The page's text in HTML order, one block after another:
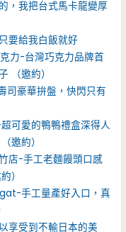
，我把台式馬卡龍變厚
要給我白飯就好
力-台灣巧克力品牌首
（邀約）
司豪華拚盤，快閃只有
可愛的鴨鴨禮盒深得人
邀約）
店-手工老麵饅頭口感
）
手工量產好入口，真
享受到不輸日本的美